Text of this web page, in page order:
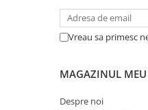
Vreau sa primesc
MAGAZINUL MEU
Despre noi